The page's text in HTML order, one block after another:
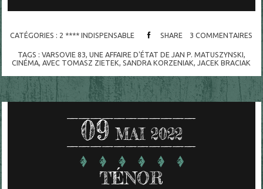
CATÉGORIES : 2 **** INDISPENSABLE SHARE 3 COMMENTAIRES
TAGS : VARSOVIE 83 UNE AFFAIRE D'ÉTAT DE JAN P. MATUSZYNSKI
CINÉMA AVEC TOMASZ ZIETEK ,SANDRA KORZENIAK JACEK BRACIAK
09 MAI 2022
TÉNOR